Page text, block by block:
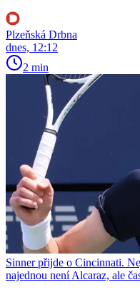
Plzeňská Drbna
dnes, 12:12
2 min
Sinner přijde o Cincinnati.
najednou není Alcaraz, ale